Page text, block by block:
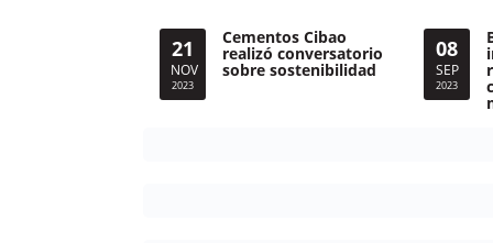
21
NOV
2023
Cementos Cibao
realizó conversatorio
sobre sostenibilidad
08
SEP
2023